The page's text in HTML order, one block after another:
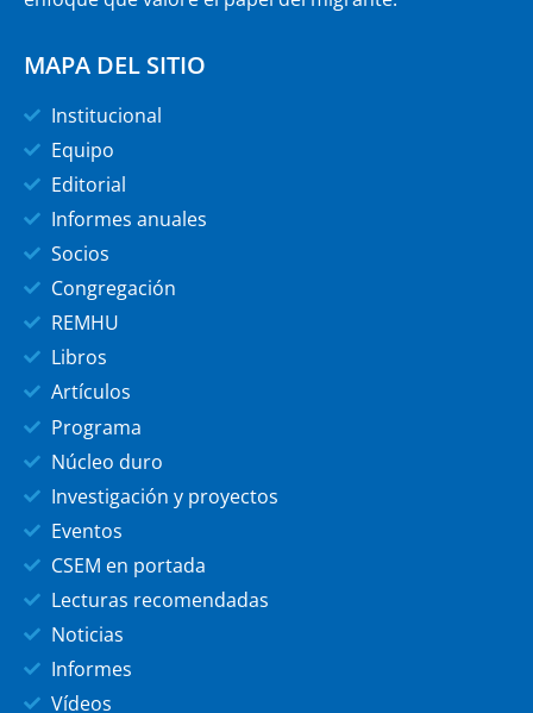
MAPA DEL SITIO
Institucional
Equipo
Editorial
Informes anuales
Socios
Congregación
REMHU
Libros
Artículos
Programa
Núcleo duro
Investigación y proyectos
Eventos
CSEM en portada
Lecturas recomendadas
Noticias
Informes
Vídeos